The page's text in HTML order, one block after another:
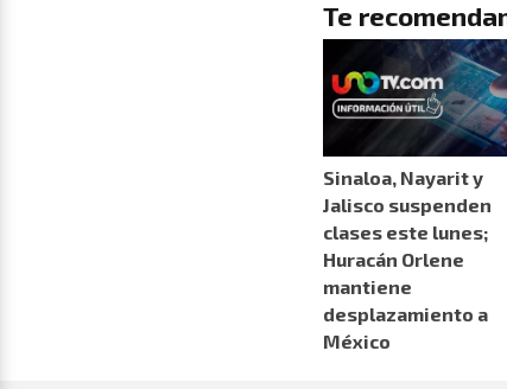
Te
Sinaloa, Nayarit y
Jalisco suspenden
clases este lunes;
Huracán Orlene
mantiene
desplazamiento a
México